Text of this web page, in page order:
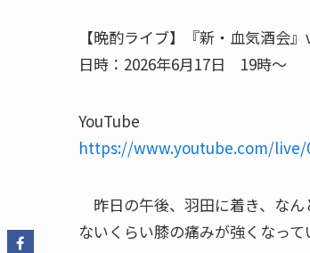
【晩酌ライブ】『新・血気酒会
日時：2026年6月17日 19時～
YouTube
https://www.youtube.com/live/
昨日の午後、羽田に着き、な
ないくらい膝の痛みが強くなって